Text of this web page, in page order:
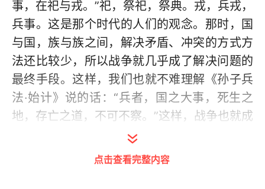
事，在祀与戎。”祀，祭祀，祭典。戎，兵戎，
兵事。这是那个时代的人们的观念。那时，国
与国，族与族之间，解决矛盾、冲突的方式方
法还比较少，所以战争就几乎成了解决问题的
最终手段。这样，我们也就不难理解《孙子兵
法·始计》说的话：“兵者，国之大事，死生之
地，存亡之道，不可不察。”这样，战争也就成
为了古代历史的一个主旋律。英国的军史学者
约翰·基根在他的著作《战争史》里写道：“战
点击查看完整内容